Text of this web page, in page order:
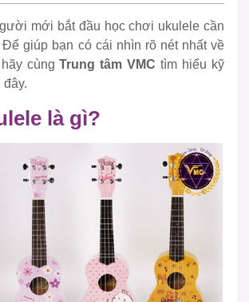
mới bắt đầu học chơi ukulele cần
giúp bạn có cái nhìn rõ nét nhất về
hãy cùngTrung tâm VMC tìm hiểu kỹ
đây.
là gì?